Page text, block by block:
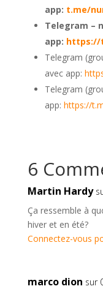
app: t.me/
Telegram –
app: https://
Telegram
avec app:
Telegram
app: https://
6
Martin Hardy
Ça ressemble à
hiver et en été?
Connectez-vous
marco dion sur